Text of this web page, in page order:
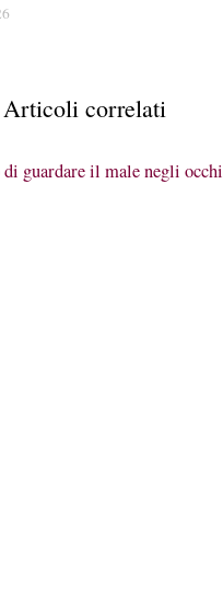
Articoli correlati
guardare il male negli occhi